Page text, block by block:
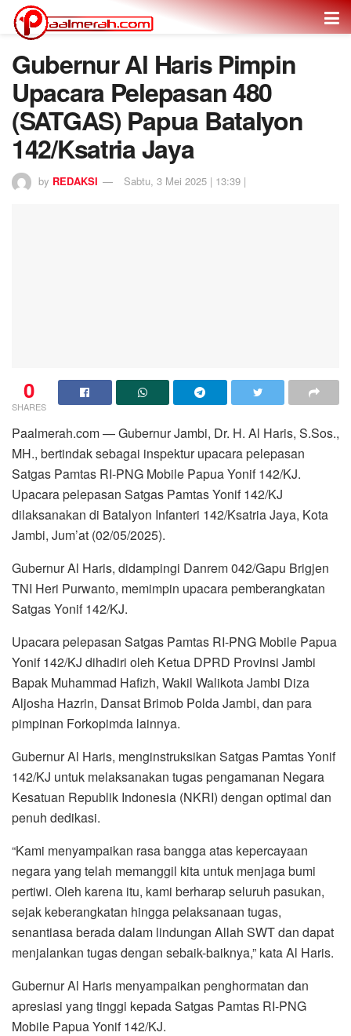
Gubernur Al Haris Pimpin
Upacara Pelepasan 480
(SATGAS) Papua Batalyon
142/Ksatria Jaya
by REDAKSI Sabtu, 3 Mei 2025 | 13:39 |
0
SHARES
Paalmerah.com — Gubernur Jambi, Dr. H. Al Haris, S.Sos.,
MH., bertindak sebagai inspektur upacara pelepasan
Satgas Pamtas RI-PNG Mobile Papua Yonif 142/KJ.
Upacara pelepasan Satgas Pamtas Yonif 142/KJ
dilaksanakan di Batalyon Infanteri 142/Ksatria Jaya, Kota
Jambi, Jum’at (02/05/2025).
Gubernur Al Haris, didampingi Danrem 042/Gapu Brigjen
TNI Heri Purwanto, memimpin upacara pemberangkatan
Satgas Yonif 142/KJ.
Upacara pelepasan Satgas Pamtas RI-PNG Mobile Papua
Yonif 142/KJ dihadiri oleh Ketua DPRD Provinsi Jambi
Bapak Muhammad Hafizh, Wakil Walikota Jambi Diza
Aljosha Hazrin, Dansat Brimob Polda Jambi, dan para
pimpinan Forkopimda lainnya.
Gubernur Al Haris, menginstruksikan Satgas Pamtas Yonif
142/KJ untuk melaksanakan tugas pengamanan Negara
Kesatuan Republik Indonesia (NKRI) dengan optimal dan
penuh dedikasi.
“Kami menyampaikan rasa bangga atas kepercayaan
negara yang telah memanggil kita untuk menjaga bumi
pertiwi. Oleh karena itu, kami berharap seluruh pasukan,
sejak keberangkatan hingga pelaksanaan tugas,
senantiasa berada dalam lindungan Allah SWT dan dapat
menjalankan tugas dengan sebaik-baiknya,” kata Al Haris.
Gubernur Al Haris menyampaikan penghormatan dan
apresiasi yang tinggi kepada Satgas Pamtas RI-PNG
Mobile Papua Yonif 142/KJ.